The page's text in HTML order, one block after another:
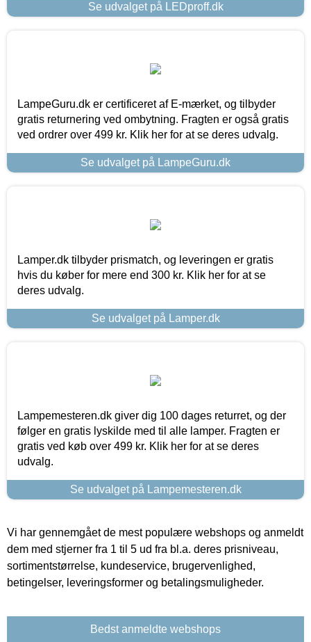
Se udvalget på LEDproff.dk
LampeGuru.dk er certificeret af E-mærket, og tilbyder
gratis returnering ved ombytning. Fragten er også gratis
ved ordrer over 499 kr. Klik her for at se deres udvalg.
Se udvalget på LampeGuru.dk
Lamper.dk tilbyder prismatch, og leveringen er gratis
hvis du køber for mere end 300 kr. Klik her for at se
deres udvalg.
Se udvalget på Lamper.dk
Lampemesteren.dk giver dig 100 dages returret, og der
følger en gratis lyskilde med til alle lamper. Fragten er
gratis ved køb over 499 kr. Klik her for at se deres
udvalg.
Se udvalget på Lampemesteren.dk
Vi har gennemgået de mest populære webshops og anmeldt
dem med stjerner fra 1 til 5 ud fra bl.a. deres prisniveau,
sortimentstørrelse, kundeservice, brugervenlighed,
betingelser, leveringsformer og betalingsmuligheder.
Bedst anmeldte webshops